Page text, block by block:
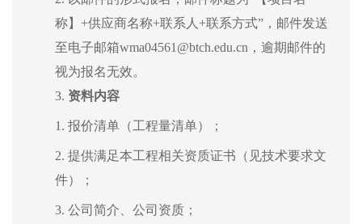
称】+供应商名称+联系人+联系方式”，邮件发送
至电子邮箱wma04561@btch.edu.cn，逾期邮件的
视为报名无效。
3. 资料内容
1. 报价清单（工程量清单）；
2. 提供满足本工程相关资质证书（见技术要求文
件）；
3. 公司简介、公司资质；